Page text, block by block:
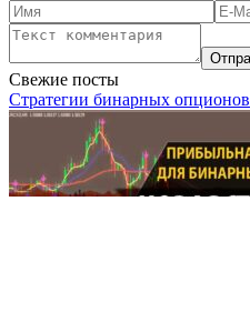
Свежие посты
Стратегии бинарных опционов